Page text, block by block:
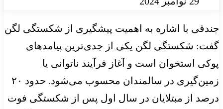
جندقی با اشاره به اهمیت پیشگیری از شکستگی لگن
گفت: شکستگی لگن یکی از جدی‌ترین پیامدهای
پوکی استخوان است و آغاز فرآیند ناتوانی یا
زمین‌گیری در سالمندان محسوب می‌شود. حدود ۲۰
درصد از مبتلایان در سال اول پس از شکستگی فوت